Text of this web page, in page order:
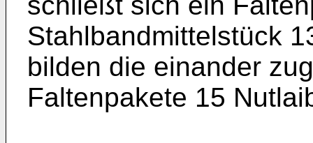
Stahlbandmittelstück
bilden die einander
Faltenpakete 15